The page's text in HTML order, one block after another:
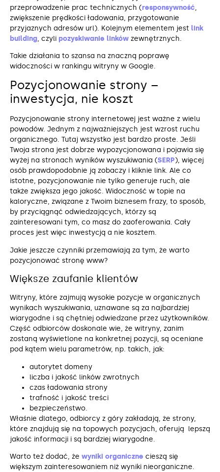
przeprowadzenie prac technicznych (responsywność,
zwiększenie prędkości ładowania, przygotowanie
przyjaznych adresów url). Kolejnym elementem jest link
building, czyli pozyskiwanie linków zewnętrznych.
Takie działania to szansa na znaczną poprawę
widoczności w rankingu witryny w Google.
Pozycjonowanie strony –
inwestycja, nie koszt
Pozycjonowanie strony internetowej jest ważne z wielu
powodów. Jednym z najważniejszych jest wzrost ruchu
organicznego. Tutaj wszystko jest bardzo proste. Jeśli
Twoja strona jest dobrze wypozycjonowana i pojawia się
wyżej na stronach wyników wyszukiwania (SERP), więcej
osób prawdopodobnie ją zobaczy i kliknie link. Ale co
istotne, pozycjonowanie nie tylko generuje ruch, ale
także zwiększa jego jakość. Widoczność w topie na
kaloryczne, związane z Twoim biznesem frazy, to sposób,
by przyciągnąć odwiedzających, którzy są
zainteresowani tym, co masz do zaoferowania. Cały
proces jest więc inwestycją a nie kosztem.
Jakie jeszcze czynniki przemawiają za tym, że warto
pozycjonować stronę www?
Większe zaufanie klientów
Witryny, które zajmują wysokie pozycje w organicznych
wynikach wyszukiwania, uznawane są za najbardziej
wiarygodne i są chętniej odwiedzane przez użytkowników.
Część odbiorców doskonale wie, że witryny, zanim
zostaną wyświetlone na konkretnej pozycji, są oceniane
pod kątem wielu parametrów, np. takich, jak:
autorytet domeny
liczba i jakość linków zwrotnych
czas ładowania strony
trafność i jakość treści
bezpieczeństwo.
Właśnie dlatego, odbiorcy z góry zakładają, że strony,
które znajdują się na topowych pozycjach, oferują lepszą
jakość informacji i są bardziej wiarygodne.
Warto też dodać, że wyniki organiczne cieszą się
większym zainteresowaniem niż wyniki nieorganiczne.